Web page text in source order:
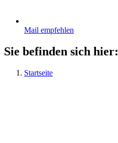
Mail empfehlen
Sie befinden sich hier:
Startseite